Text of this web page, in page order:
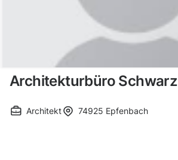
Architekturbüro Schwarz
Architekt 74925 Epfenbach